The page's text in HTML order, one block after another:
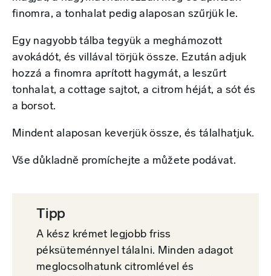
finomra, a tonhalat pedig alaposan szűrjük le.
Egy nagyobb tálba tegyük a meghámozott
avokádót, és villával törjük össze. Ezután adjuk
hozzá a finomra aprított hagymát, a leszűrt
tonhalat, a cottage sajtot, a citrom héját, a sót és
a borsot.
Mindent alaposan keverjük össze, és tálalhatjuk.
Vše důkladně promíchejte a můžete podávat.
Tipp
A kész krémet legjobb friss
péksüteménnyel tálalni. Minden adagot
meglocsolhatunk citromlével és